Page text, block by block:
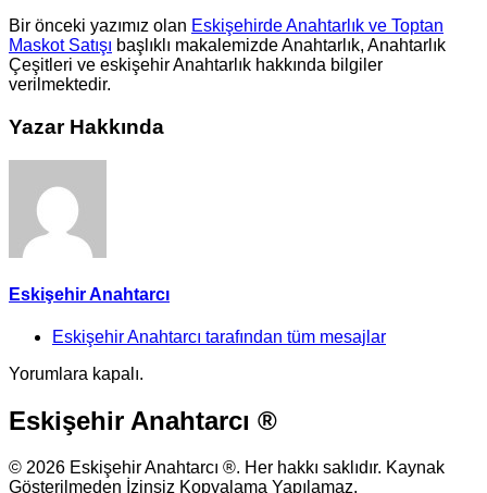
Bir önceki yazımız olan Eskişehirde Anahtarlık ve Toptan
Maskot Satışı başlıklı makalemizde Anahtarlık, Anahtarlık
Çeşitleri ve eskişehir Anahtarlık hakkında bilgiler
verilmektedir.
Yazar Hakkında
Eskişehir Anahtarcı
Eskişehir Anahtarcı tarafından tüm mesajlar
Yorumlara kapalı.
Eskişehir Anahtarcı ®
© 2026 Eskişehir Anahtarcı ®. Her hakkı saklıdır. Kaynak
Gösterilmeden İzinsiz Kopyalama Yapılamaz.